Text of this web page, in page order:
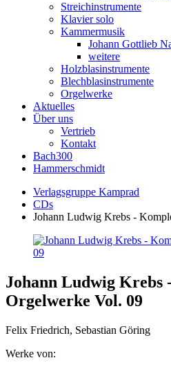
Streichinstrumente
Klavier solo
Kammermusik
Johann Gottlieb
weitere
Holzblasinstrumente
Blechblasinstrumente
Orgelwerke
Aktuelles
Über uns
Vertrieb
Kontakt
Bach300
Hammerschmidt
Verlagsgruppe Kamprad
CDs
Johann Ludwig Krebs -
Johann Ludwig Krebs
Orgelwerke Vol. 09
Felix Friedrich, Sebastian Göring
Werke von: